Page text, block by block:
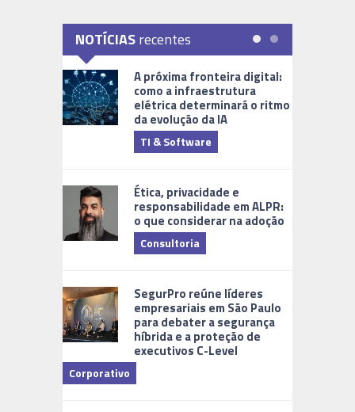
NOTÍCIASrecentes
A próxima fronteira digital:
como a infraestrutura
elétrica determinará o ritmo
da evolução da IA
TI & Software
Ética, privacidade e
responsabilidade em ALPR:
o que considerar na adoção
Consultoria
SegurPro reúne líderes
empresariais em São Paulo
para debater a segurança
híbrida e a proteção de
executivos C-Level
Corporativo